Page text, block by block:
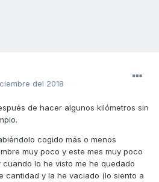
del 2018
de hacer algunos kilómetros sin
cogido más o menos
muy poco y este mes muy poco
lo he visto me he quedado
cantidad y la he vaciado (lo siento a